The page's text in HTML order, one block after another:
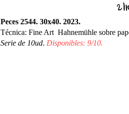
Peces 2544. 30x40. 2023.
Técnica: Fine Art Hahnemühle sobre
Serie de 10ud. Disponibles: 9/10.